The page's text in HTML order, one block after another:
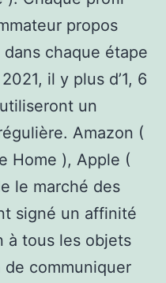
propos
chaque étape
il y plus d’1, 6
un
Amazon (
Home ), Apple (
le marché des
signé un affinité
à tous les objets
communiquer